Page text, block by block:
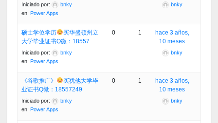
Iniciado por:
bnky
en: Power Apps
bnky
硕士学位学历
买华盛顿州立
大学毕业证书Q微：18557
Iniciado por:
bnky
en: Power Apps
0 1
hace 3 años,
10 meses
bnky
《谷歌推广》
买犹他大学毕
业证书Q微：18557249
Iniciado por:
bnky
en: Power Apps
0 1
hace 3 años,
10 meses
bnky